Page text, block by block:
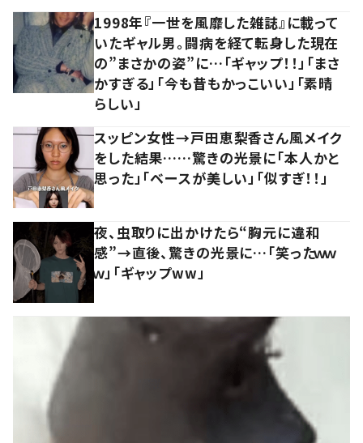
1998年『一世を風靡した雑誌』に載って
いたギャル男。闘病を経て転身した現在
の”まさかの姿”に…「ギャップ！！」「まさ
かすぎる」「今も昔もかっこいい」「素晴
らしい」
スッピン女性→戸田恵梨香さん風メイク
をした結果……驚きの光景に「本人かと
思った」「ベースが美しい」「似すぎ！！」
夜、虫取りに出かけたら“胸元に違和
感”→直後、驚きの光景に…「笑ったｗｗ
ｗ」「ギャップww」